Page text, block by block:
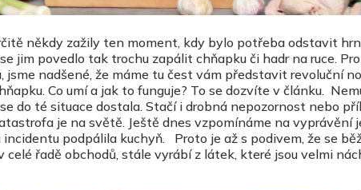
někdy zažily ten moment, kdy bylo potřeba odstavit
jim povedlo tak trochu zapálit chňapku či hadr na ruce.
nadšené, že máme tu čest vám představit revoluční
Co umí a jak to funguje? To se dozvíte v článku.
do té situace dostala. Stačí i drobná nepozornost nebo
je na světě. Ještě dnes vzpomínáme na vyprávění
podpálila kuchyň. Proto je až s podivem, že se
řadě obchodů, stále vyrábí z látek, které jsou velmi